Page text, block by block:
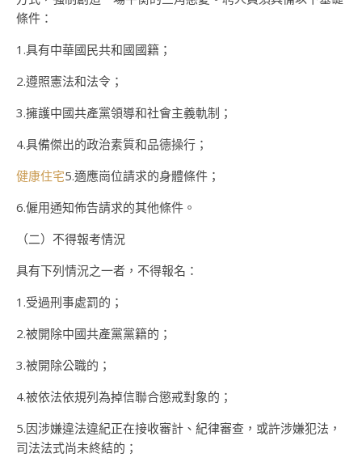
條件：
1.具有中華國民共和國國籍；
2.遵照憲法和法令；
3.擁護中國共產黨領導和社會主義軌制；
4.具備傑出的政治素質和品德操行；
健康住宅5.適應崗位請求的身體條件；
6.僱用通知佈告請求的其他條件。
（二）不得報考情況
具有下列情況之一者，不得報名：
1.受過刑事處罰的；
2.被開除中國共產黨黨籍的；
3.被開除公職的；
4.被依法依規列為掉信聯合懲戒對象的；
5.因涉嫌違法違紀正在接收審計、紀律審查，或許涉嫌犯法，
司法法式尚未終結的；